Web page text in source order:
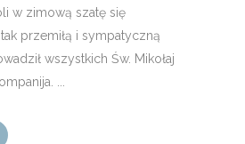
w zimową szatę się
przemiłą i sympatyczną
wszystkich Św. Mikołaj
...